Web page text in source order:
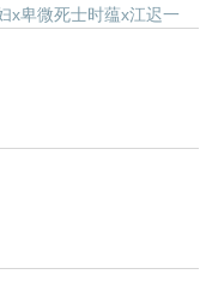
x卑微死士时蕴x江迟一
死前却将逃生之路留给
定要护着夫人平安。这
，江迟便是那个护下他
唤着“夫人”的卑贱死
却唯独在夫人面前摇